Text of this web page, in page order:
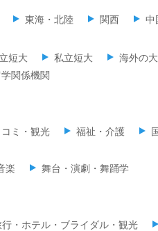
東海・北陸 関西 中
短大 私立短大 海外の
関係機関
ミ・観光 福祉・介護
楽 舞台・演劇・舞踊学
行・ホテル・ブライダル・観光